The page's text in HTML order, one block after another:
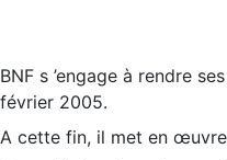
BNF s ’engage à rendre
février 2005.
A cette fin, il met en